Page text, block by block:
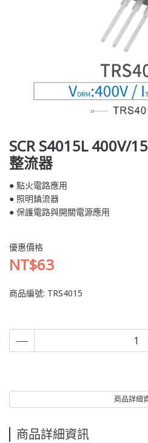
SCR S4015L 400V/
整流器
● 點火電路應用
● 照明鎮流器
● 保護電路與開關電源應用
優惠價格
NT$63
商品編號: TRS4015
商品詳細
商品詳細資訊